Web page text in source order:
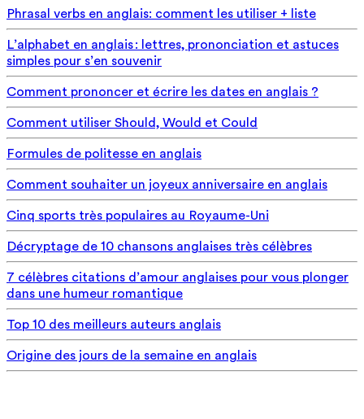
Phrasal verbs en anglais: comment les utiliser + liste
L’alphabet en anglais : lettres, prononciation et astuces
simples pour s’en souvenir
Comment prononcer et écrire les dates en anglais ?
Comment utiliser Should, Would et Could
Formules de politesse en anglais
Comment souhaiter un joyeux anniversaire en anglais
Cinq sports très populaires au Royaume-Uni
Décryptage de 10 chansons anglaises très célèbres
7 célèbres citations d’amour anglaises pour vous plonger
dans une humeur romantique
Top 10 des meilleurs auteurs anglais
Origine des jours de la semaine en anglais